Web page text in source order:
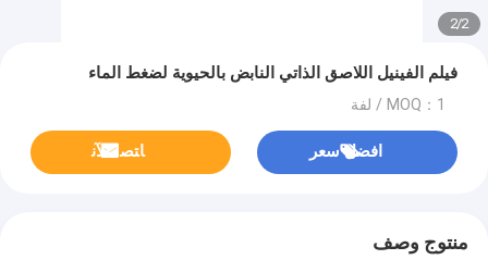
2
/
2
فيلم الفينيل اللاصق الذاتي النابض بالحيوية لضغط الماء
MOQ：1 / لفة
افضل سعر ﺎﺘﺼﻟ ﺍﻶﻧ
منتوج وصف